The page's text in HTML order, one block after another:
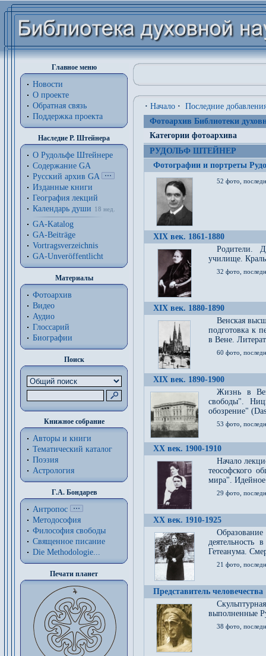
Главное меню
Новости
О проекте
Обратная связь
Поддержка проекта
Наследие Р. Штейнера
О Рудольфе Штейнере
Содержание GA
Русский архив GA
Изданные книги
География лекций
Календарь души
18 нед.
GA-Katalog
GA-Beiträge
Vortragsverzeichnis
GA-Unveröffentlicht
Материалы
Фотоархив
Видео
Аудио
Глоссарий
Биографии
Поиск
Книжное собрание
Авторы и книги
Тематический каталог
Поэзия
Астрология
Г.А. Бондарев
Антропос
Методософия
Философия cвободы
Священное писание
Die Methodologie...
Печати планет
· Начало · Последние
Фотоархив Библиотеки
Категории фотоархива
РУДОЛЬФ ШТЕЙНЕР
Фотографии и портреты
52 фото,
XIX век. 1861-1880
Родители.
училище.
32 фото,
XIX век. 1880-1890
Венская
подготовка к
в Вене.
60 фото,
XIX век. 1890-1900
Жизнь в
свободы".
обозрение"
53 фото,
XX век. 1900-1910
Начало
теософского
мира". Идейное
29 фото,
XX век. 1910-1925
Образование
деятельность
Гетеанума.
21 фото,
Представитель человечества
выполненные
38 фото,